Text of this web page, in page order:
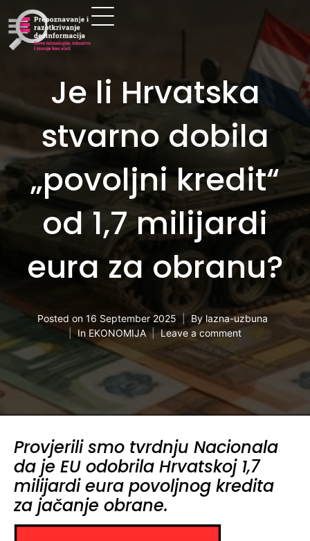
Je li Hrvatska
stvarno dobila
„povoljni kredit“
od 1,7 milijardi
eura za obranu?
Posted on 16 September 2025 By lazna-uzbuna
In EKONOMIJA Leave a comment
Provjerili smo tvrdnju Nacionala
da je EU odobrila Hrvatskoj 1,7
milijardi eura povoljnog kredita
za jačanje obrane.